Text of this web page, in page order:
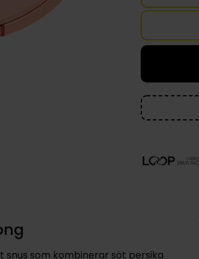
som kombinerar söt persika